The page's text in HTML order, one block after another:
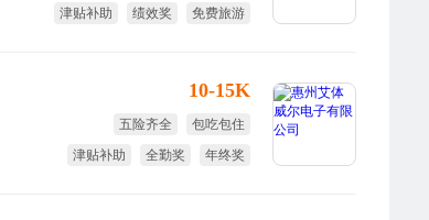
津贴补助
绩效奖
免费旅游
10-15K
五险齐全
包吃包住
津贴补助
全勤奖
年终奖